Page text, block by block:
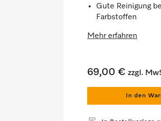
Gute Reinigung
Farbstoffen
Mehr erfahren
69,00 € zzgl.
In den